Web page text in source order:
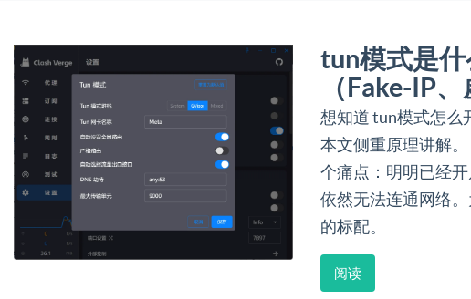
tun模式是
（Fake-IP
想知道 tun模式怎么
本文侧重原理讲解
个痛点：明明已经
依然无法连通网络
的标配。
阅读